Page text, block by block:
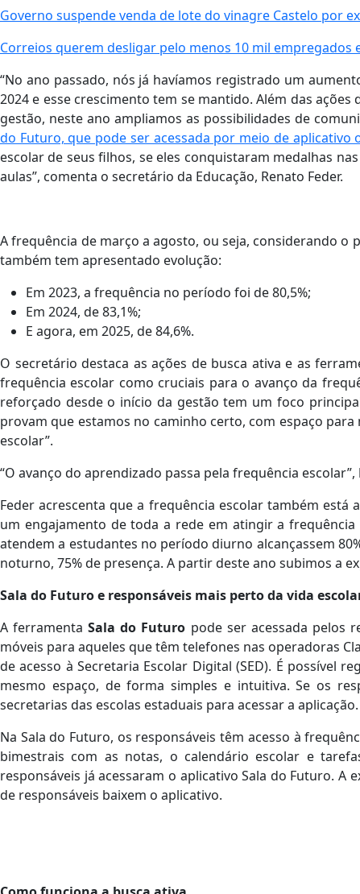
Governo suspende venda de lote do vinagre Castelo por
Correios querem desligar pelo menos 10 mil empregados
“No ano passado, nós já havíamos registrado um
2024 e esse crescimento tem se mantido. Além das
gestão, neste ano ampliamos as possibilidades de
do Futuro, que pode ser acessada por meio de aplicativo
escolar de seus filhos, se eles conquistaram medalhas
aulas”, comenta o secretário da Educação, Renato Feder.
A frequência de março a agosto, ou seja, considerando
também tem apresentado evolução:
Em 2023, a frequência no período foi de 80,5%;
Em 2024, de 83,1%;
E agora, em 2025, de 84,6%.
O secretário destaca as ações de busca ativa e as
frequência escolar como cruciais para o avanço da
reforçado desde o início da gestão tem um foco
provam que estamos no caminho certo, com espaço
escolar”.
“O avanço do aprendizado passa pela frequência escolar”,
Feder acrescenta que a frequência escolar também
um engajamento de toda a rede em atingir a
atendem a estudantes no período diurno alcançassem
noturno, 75% de presença. A partir deste ano subimos a
Sala do Futuro e responsáveis mais perto da vida
A ferramentaSala do Futuro pode ser acessada pelos
móveis para aqueles que têm telefones nas operadoras
de acesso à Secretaria Escolar Digital (SED). É possível
mesmo espaço, de forma simples e intuitiva. Se os
secretarias das escolas estaduais para acessar a aplicação.
Na Sala do Futuro, os responsáveis têm acesso à
bimestrais com as notas, o calendário escolar e
responsáveis já acessaram o aplicativo Sala do Futuro.
de responsáveis baixem o aplicativo.